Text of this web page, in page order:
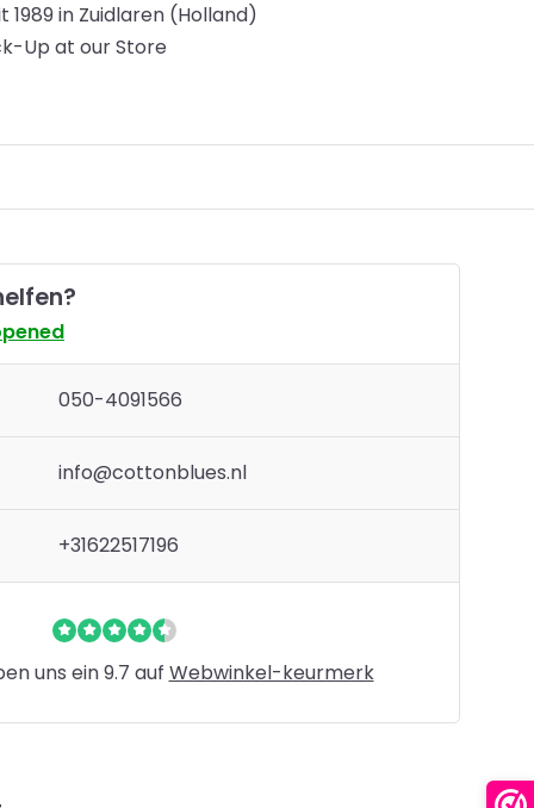
1989 in Zuidlaren (Holland)
Up at our Store
050-4091566
info@cottonblues.nl
+31622517196
uns ein 9.7 auf Webwinkel-keurmerk